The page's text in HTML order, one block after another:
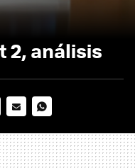
2, análisis
MAIL